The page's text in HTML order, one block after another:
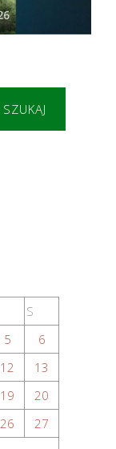
SZUKAJ
S
5
6
12
13
19
20
26
27